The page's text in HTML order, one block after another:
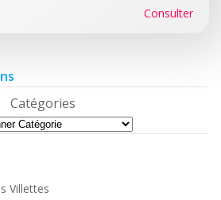
Consulter
Catégories
Villettes